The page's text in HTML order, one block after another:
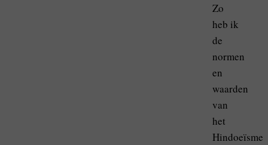
Zo
heb ik
de
normen
en
waarden
van
het
Hindoeïsme